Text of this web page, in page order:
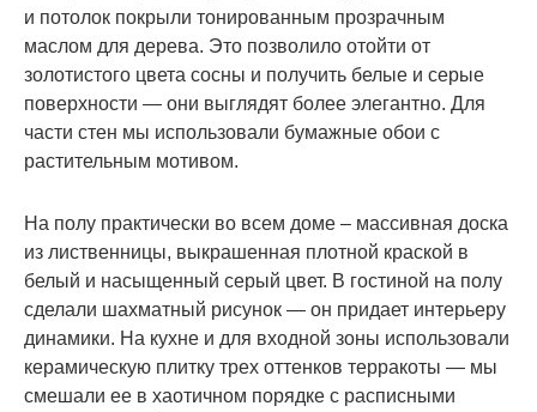
и потолок покрыли тонированным прозрачным
маслом для дерева. Это позволило отойти от
золотистого цвета сосны и получить белые и серые
поверхности — они выглядят более элегантно. Для
части стен мы использовали бумажные обои с
растительным мотивом.
На полу практически во всем доме – массивная доска
из лиственницы, выкрашенная плотной краской в
белый и насыщенный серый цвет. В гостиной на полу
сделали шахматный рисунок — он придает интерьеру
динамики. На кухне и для входной зоны использовали
керамическую плитку трех оттенков терракоты — мы
смешали ее в хаотичном порядке с расписными